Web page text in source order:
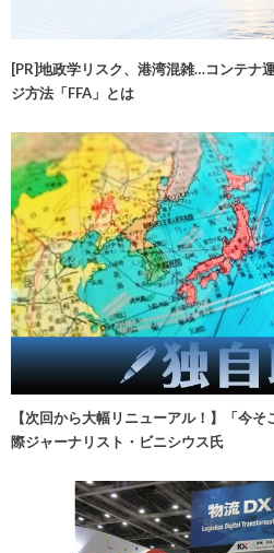
[PR]地政学リスク、港湾混雑…コンテナ
ジ方法「FFA」とは
【次回から大幅リニューアル！】「今
際ジャーナリスト・ビニシウス氏